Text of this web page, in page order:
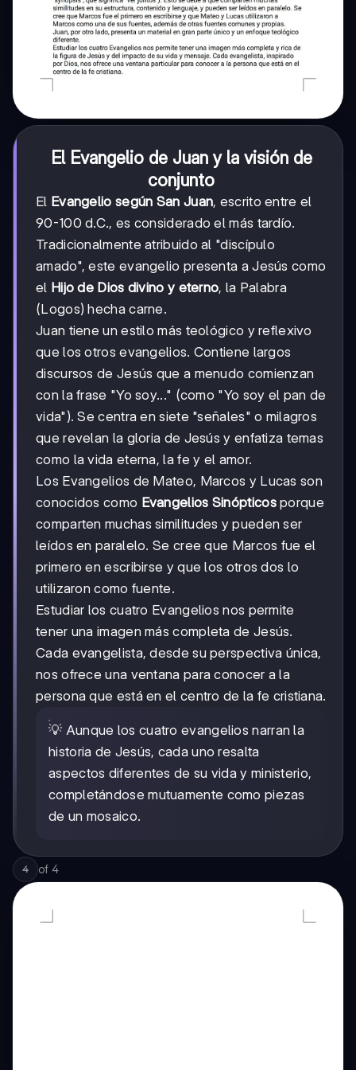
El Evangelio de Juan y la visión de
conjunto
El Evangelio según San Juan, escrito entre el
90-100 d.C., es considerado el más tardío.
Tradicionalmente atribuido al "discípulo
amado", este evangelio presenta a Jesús como
el Hijo de Dios divino y eterno, la Palabra
(Logos) hecha carne.
Juan tiene un estilo más teológico y reflexivo
que los otros evangelios. Contiene largos
discursos de Jesús que a menudo comienzan
con la frase "Yo soy..." (como "Yo soy el pan de
vida"). Se centra en siete "señales" o milagros
que revelan la gloria de Jesús y enfatiza temas
como la vida eterna, la fe y el amor.
Los Evangelios de Mateo, Marcos y Lucas son
conocidos como Evangelios Sinópticosporque
comparten muchas similitudes y pueden ser
leídos en paralelo. Se cree que Marcos fue el
primero en escribirse y que los otros dos lo
utilizaron como fuente.
Estudiar los cuatro Evangelios nos permite
tener una imagen más completa de Jesús.
Cada evangelista, desde su perspectiva única,
nos ofrece una ventana para conocer a la
persona que está en el centro de la fe cristiana.
💡 Aunque los cuatro evangelios narran la
historia de Jesús, cada uno resalta
aspectos diferentes de su vida y ministerio,
completándose mutuamente como piezas
de un mosaico.
4 of 4